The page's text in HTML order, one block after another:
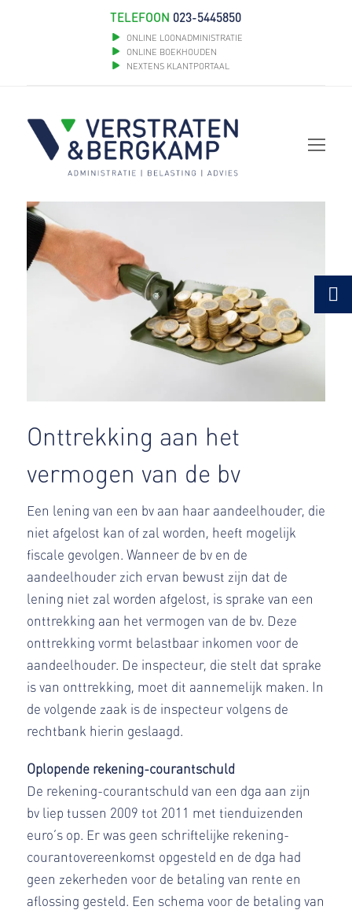
TELEFOON 023-5445850
ONLINE LOONADMINISTRATIE
ONLINE BOEKHOUDEN
NEXTENS KLANTPORTAAL
Onttrekking aan het
vermogen van de bv
Een lening van een bv aan haar aandeelhouder, die
niet afgelost kan of zal worden, heeft mogelijk
fiscale gevolgen. Wanneer de bv en de
aandeelhouder zich ervan bewust zijn dat de
lening niet zal worden afgelost, is sprake van een
onttrekking aan het vermogen van de bv. Deze
onttrekking vormt belastbaar inkomen voor de
aandeelhouder. De inspecteur, die stelt dat sprake
is van onttrekking, moet dit aannemelijk maken. In
de volgende zaak is de inspecteur volgens de
rechtbank hierin geslaagd.
Oplopende rekening-courantschuld
De rekening-courantschuld van een dga aan zijn
bv liep tussen 2009 tot 2011 met tienduizenden
euro’s op. Er was geen schriftelijke rekening-
courantovereenkomst opgesteld en de dga had
geen zekerheden voor de betaling van rente en
aflossing gesteld. Een schema voor de betaling van